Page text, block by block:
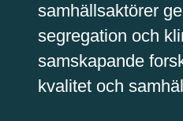
samhällsaktörer
segregation och
samskapande
kvalitet och